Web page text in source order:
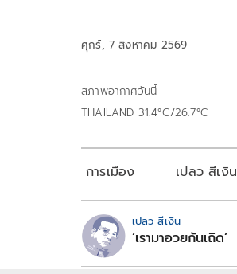
ศุกร์, 7 สิงหาคม 2569
สภาพอากาศวันนี้
THAILAND 31.4°C/26.7°C
การเมือง เปลว สีเงิน
เปลว สีเงิน
‘เรามาอวยกันเถิด’